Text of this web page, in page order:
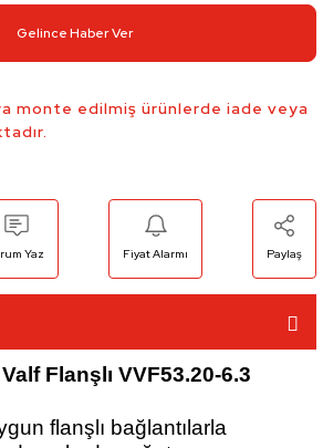
Gelince Haber Ver
monte edilmiş ürünlerde iade veya
Yaz Fiyat Alarmı Paylaş
Flanşlı VVF53.20-6.3
flanşlı bağlantılarla